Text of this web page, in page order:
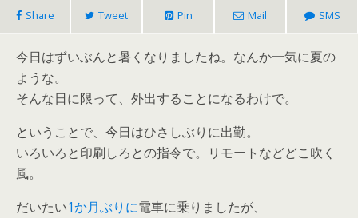
Share Tweet Pin Mail SMS
今日はずいぶんと暑くなりましたね。なんか一気に夏の
ような。
そんな日に限って、外出することになるわけで。
ということで、今日はひさしぶりに出勤。
いろいろと印刷しろとの指令で。リモートなどどこ吹く
風。
だいたい1か月ぶりに電車に乗りましたが、